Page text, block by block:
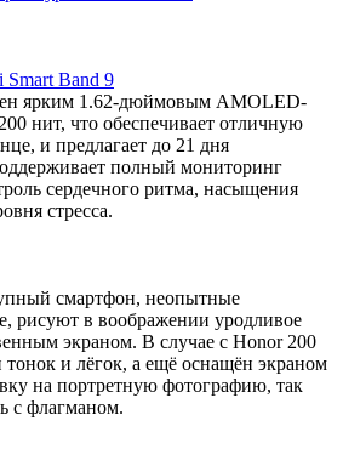
Smart Band 9
ярким 1.62-дюймовым AMOLED-
нит, что обеспечивает отличную
и предлагает до 21 дня
полный мониторинг
сердечного ритма, насыщения
стресса.
смартфон, неопытные
рисуют в воображении уродливое
экраном. В случае с Honor 200
и лёгок, а ещё оснащён экраном
на портретную фотографию, так
с флагманом.